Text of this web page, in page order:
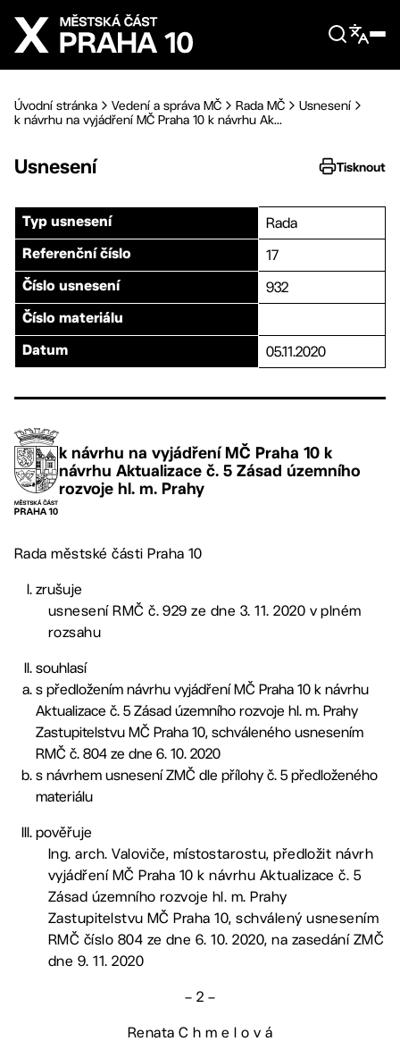
Přejít na hlavní obsah
Úvodní stránka Vedení a správa MČ Rada MČ
Usnesení
k návrhu na vyjádření MČ Praha 10 k návrhu Ak...
Usnesení Tisknout
Typ usnesení Rada
Referenční číslo 17
Číslo usnesení 932
Číslo materiálu
Datum 05.11.2020
k návrhu na vyjádření MČ Praha 10 k
návrhu Aktualizace č. 5 Zásad územního
rozvoje hl. m. Prahy
Rada městské části Praha 10
zrušuje
usnesení RMČ č. 929 ze dne 3. 11. 2020 v plném
rozsahu
souhlasí
s předložením návrhu vyjádření MČ Praha 10 k návrhu
Aktualizace č. 5 Zásad územního rozvoje hl. m. Prahy
Zastupitelstvu MČ Praha 10, schváleného usnesením
RMČ č. 804 ze dne 6. 10. 2020
s návrhem usnesení ZMČ dle přílohy č. 5 předloženého
materiálu
pověřuje
Ing. arch. Valoviče, místostarostu, předložit návrh
vyjádření MČ Praha 10 k návrhu Aktualizace č. 5
Zásad územního rozvoje hl. m. Prahy
Zastupitelstvu MČ Praha 10, schválený usnesením
RMČ číslo 804 ze dne 6. 10. 2020, na zasedání ZMČ
dne 9. 11. 2020
– 2 –
Renata C h m e l o v á